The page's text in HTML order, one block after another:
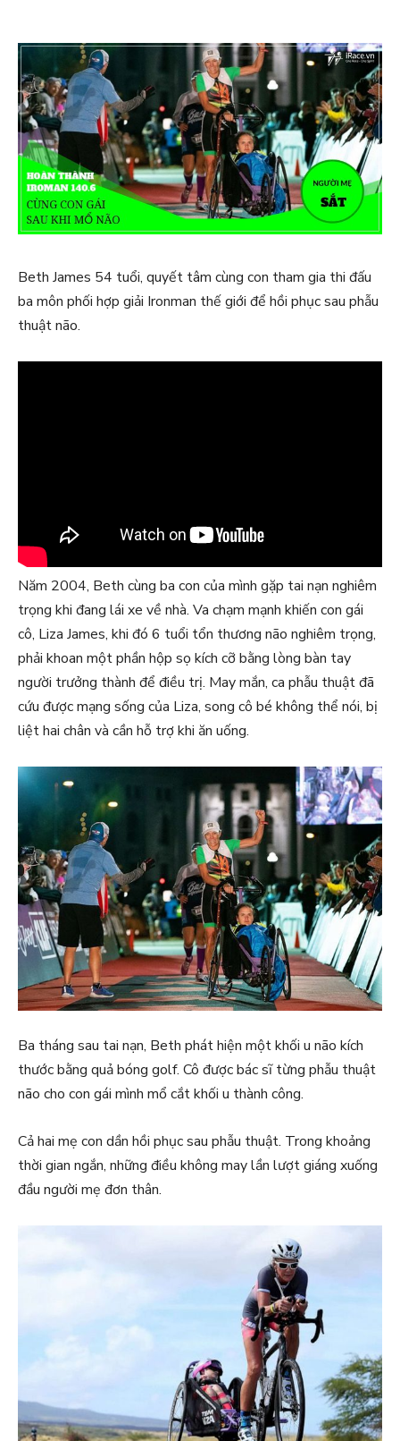
Beth James 54 tuổi, quyết tâm cùng con tham gia thi đấu
ba môn phối hợp giải Ironman thế giới để hồi phục sau phẫu
thuật não.
Năm 2004, Beth cùng ba con của mình gặp tai nạn nghiêm
trọng khi đang lái xe về nhà. Va chạm mạnh khiến con gái
cô, Liza James, khi đó 6 tuổi tổn thương não nghiêm trọng,
phải khoan một phần hộp sọ kích cỡ bằng lòng bàn tay
người trưởng thành để điều trị. May mắn, ca phẫu thuật đã
cứu được mạng sống của Liza, song cô bé không thể nói, bị
liệt hai chân và cần hỗ trợ khi ăn uống.
Ba tháng sau tai nạn, Beth phát hiện một khối u não kích
thước bằng quả bóng golf. Cô được bác sĩ từng phẫu thuật
não cho con gái mình mổ cắt khối u thành công.
Cả hai mẹ con dần hồi phục sau phẫu thuật. Trong khoảng
thời gian ngắn, những điều không may lần lượt giáng xuống
đầu người mẹ đơn thân.